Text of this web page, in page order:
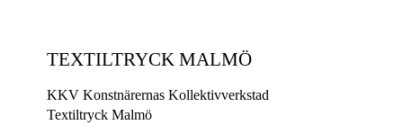
TEXTILTRYCK MALMÖ
KKV Konstnärernas Kollektivverkstad
Textiltryck Malmö